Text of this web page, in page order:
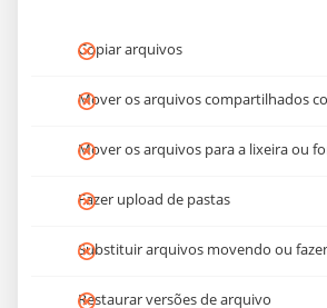
Copiar arquivos
Mover os arquivos compartilhados
Mover os arquivos para a lixeira ou
Fazer upload de pastas
Substituir arquivos movendo ou
Restaurar versões de arquivo